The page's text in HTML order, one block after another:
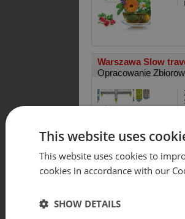
Warszawa Slow
Opracowanie
This website uses
This website uses cookies to
cookies in accordance with our
SHOW DETAILS